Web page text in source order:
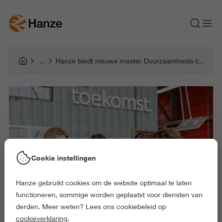
Hanze biedt nieuwe master Duurzaamheids-transities aan
Cookie instellingen
Hanze gebruikt cookies om de website optimaal te laten
functioneren, sommige worden geplaatst voor diensten van
derden. Meer weten? Lees ons cookiebeleid op
cookieverklaring.